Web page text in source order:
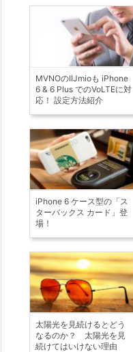
MVNOのIIJmioも iPhone
6 & 6 Plus でのVoLTEに対
応！ 設定方法紹介
iPhone 6 ケース型の「ス
ターバックス カード」登
場！
太陽光を見続けるとどう
なるのか？ 太陽光を見
続けてはいけない理由